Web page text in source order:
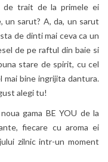
de trait de la primele ei
un sarut? A, da, un sarut
de dinti mai ceva ca un
de pe raftul din baie si
stare de spirit, cu cel
mai bine ingrijita dantura.
alegi tu!
gama BE YOU de la
fiecare cu aroma ei
zilnic intr-un moment